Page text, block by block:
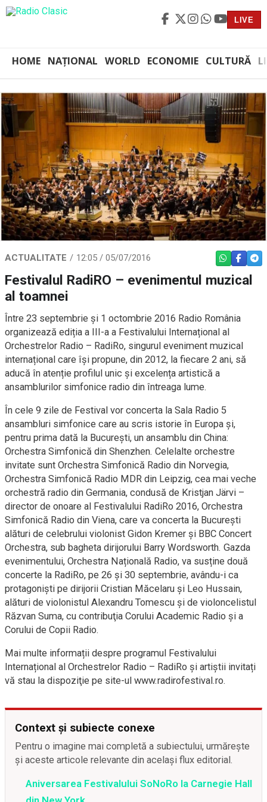
LIVE
HOME NAȚIONAL WORLD ECONOMIE CULTURĂ
ACTUALITATE 12:05 / 05/07/2016 WHATSAPP
Festivalul RadiRO – evenimentul muzical
al toamnei
Între 23 septembrie și 1 octombrie 2016 Radio România
organizează ediția a III-a a Festivalului Internațional al
Orchestrelor Radio – RadiRo, singurul eveniment muzical
internațional care își propune, din 2012, la fiecare 2 ani, să
aducă în atenție profilul unic și excelența artistică a
ansamblurilor simfonice radio din întreaga lume.
În cele 9 zile de Festival vor concerta la Sala Radio 5
ansambluri simfonice care au scris istorie în Europa și,
pentru prima dată la București, un ansamblu din China:
Orchestra Simfonică din Shenzhen. Celelalte orchestre
invitate sunt Orchestra Simfonică Radio din Norvegia,
Orchestra Simfonică Radio MDR din Leipzig, cea mai veche
orchestră radio din Germania, condusă de Kristjan Järvi –
director de onoare al Festivalului RadiRo 2016, Orchestra
Simfonică Radio din Viena, care va concerta la Bucureşti
alături de celebrului violonist Gidon Kremer şi BBC Concert
Orchestra, sub bagheta dirijorului Barry Wordsworth. Gazda
evenimentului, Orchestra Națională Radio, va susține două
concerte la RadiRo, pe 26 și 30 septembrie, avându-i ca
protagoniști pe dirijorii Cristian Măcelaru și Leo Hussain,
alături de violonistul Alexandru Tomescu și de violoncelistul
Răzvan Suma, cu contribuţia Corului Academic Radio şi a
Corului de Copii Radio.
Mai multe informații despre programul Festivalului
Internațional al Orchestrelor Radio – RadiRo și artiștii invitați
vă stau la dispoziţie pe site-ul www.radirofestival.ro.
Context și subiecte conexe
Pentru o imagine mai completă a subiectului, urmărește
și aceste articole relevante din același flux editorial.
Aniversarea Festivalului SoNoRo la Carnegie Hall